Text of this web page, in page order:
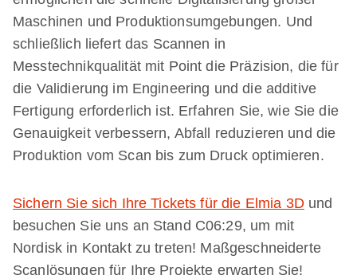
Maschinen und Produktionsumgebungen. Und
schließlich liefert das Scannen in
Messtechnikqualität mit Point die Präzision, die für
die Validierung im Engineering und die additive
Fertigung erforderlich ist. Erfahren Sie, wie Sie die
Genauigkeit verbessern, Abfall reduzieren und die
Produktion vom Scan bis zum Druck optimieren.
Sichern Sie sich Ihre Tickets für die Elmia 3Dund
besuchen Sie uns an Stand C06:29, um mit
Nordisk in Kontakt zu treten! Maßgeschneiderte
Scanlösungen für Ihre Projekte erwarten Sie!